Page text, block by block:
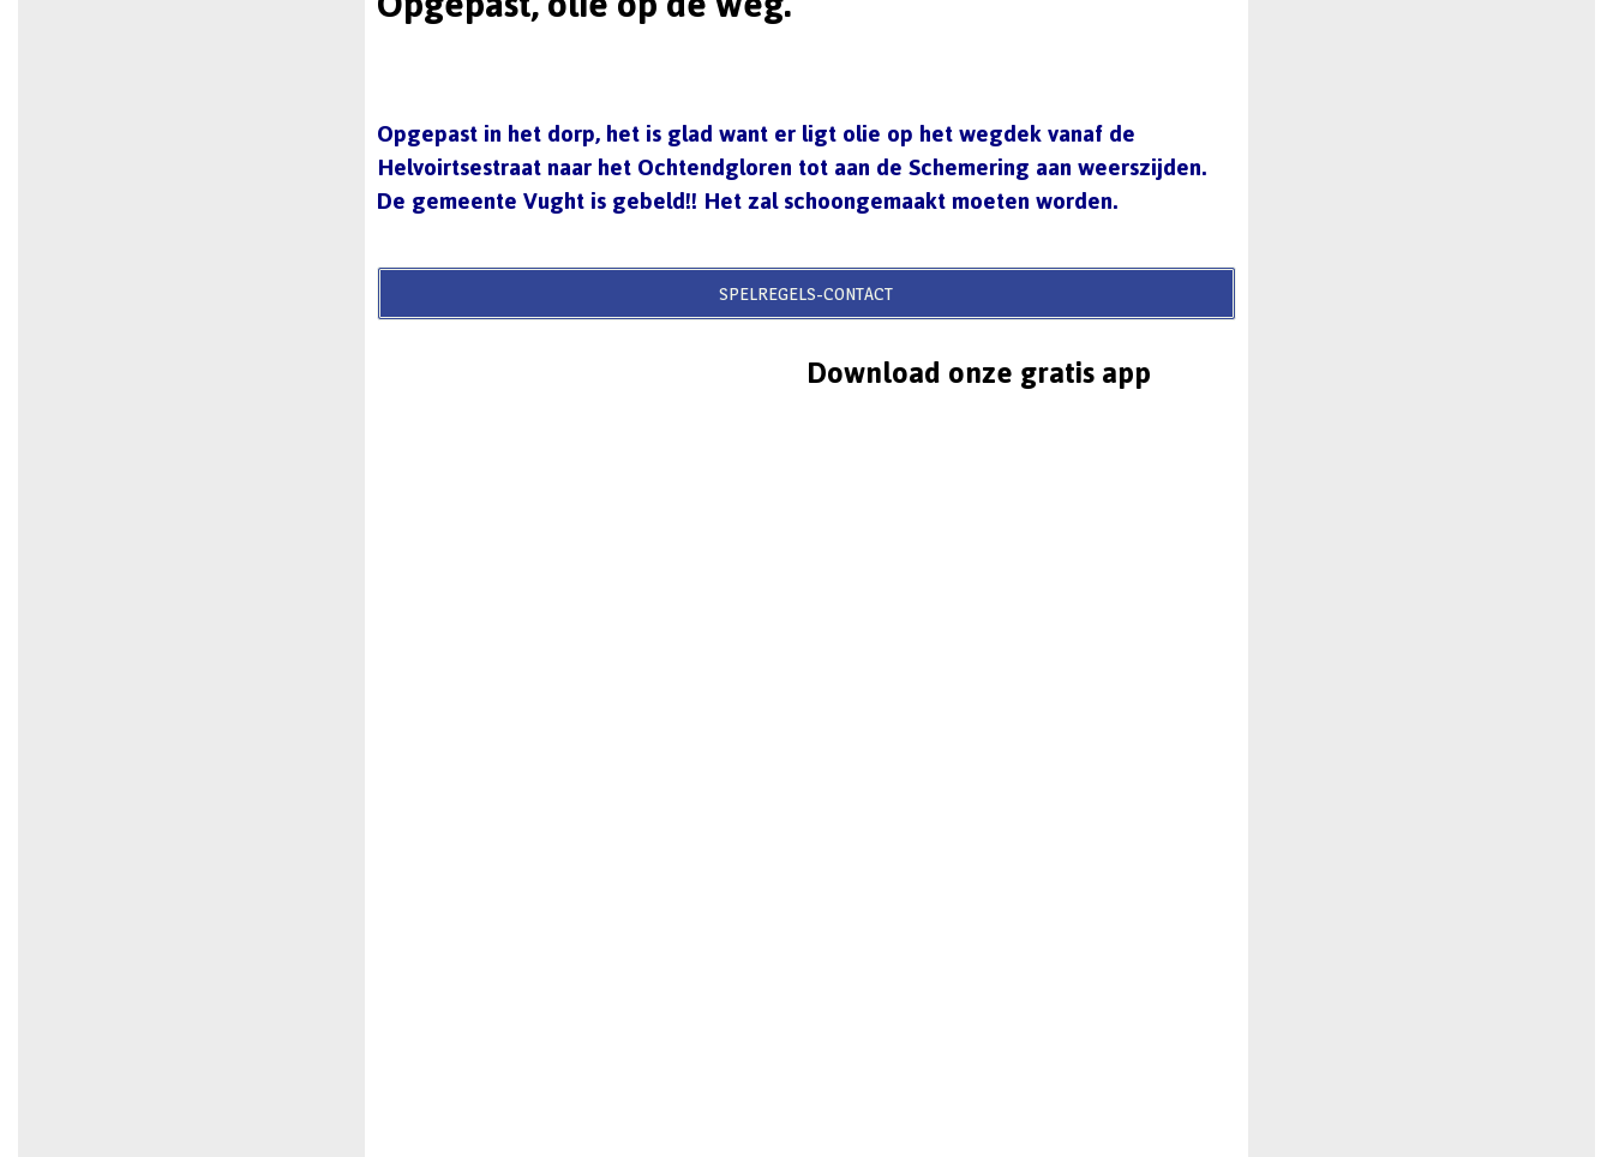
Opgepast in het dorp, het is glad want er ligt olie op het wegdek vanaf de
Helvoirtsestraat naar het Ochtendgloren tot aan de Schemering aan weerszijden.
De gemeente Vught is gebeld!! Het zal schoongemaakt moeten worden.
SPELREGELS-CONTACT
Download onze gratis app